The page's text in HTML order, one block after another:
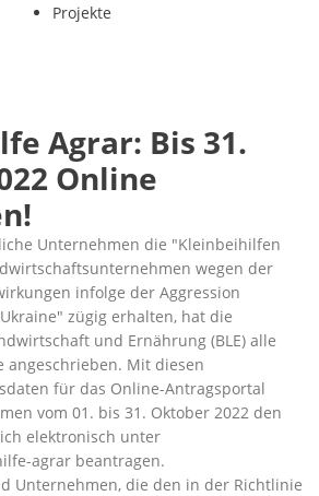
Projekte
Agrar: Bis 31.
Online
Unternehmen die
Kleinbeihilfen
wegen der
infolge der Aggression
zügig erhalten, hat die
und Ernährung (BLE) alle
angeschrieben. Mit diesen
für das Online-Antragsportal
vom 01. bis 31. Oktober 2022 den
elektronisch unter
agrar beantragen.
Unternehmen, die den in der Richtlinie